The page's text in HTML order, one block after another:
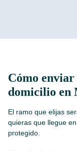
Cómo
domicilio en
El ramo que elijas
quieras que llegue
protegido.